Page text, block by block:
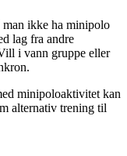
ikke ha minipolo
lag fra andre
i vann gruppe eller
minipoloaktivitet kan
alternativ trening til